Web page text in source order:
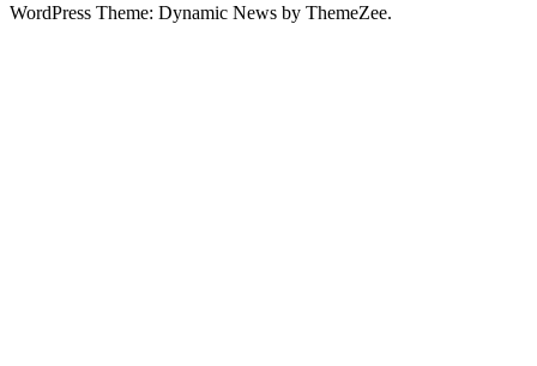
WordPress Theme: Dynamic News by ThemeZee.